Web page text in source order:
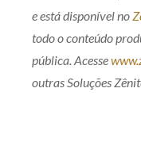
e está disponível no
todo o conteúdo
pública. Acesse
outras Soluções